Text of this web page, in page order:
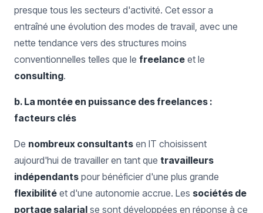
presque tous les secteurs d'activité. Cet essor a
entraîné une évolution des modes de travail, avec une
nette tendance vers des structures moins
conventionnelles telles que le freelance et le
consulting.
b. La montée en puissance des freelances :
facteurs clés
De nombreux consultants en IT choisissent
aujourd'hui de travailler en tant que travailleurs
indépendants pour bénéficier d'une plus grande
flexibilité et d'une autonomie accrue. Les sociétés de
portage salarial se sont développées en réponse à ce